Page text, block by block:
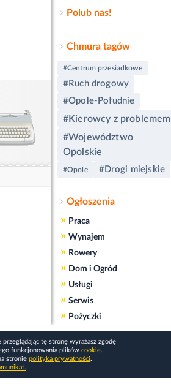
Polub nas!
Chmura tagów
#Centrum przesiadkowe
#Ruch drogowy
#Opole-Południe
#Kierowcy z problemem
#Województwo
Opolskie
#Opole #Drogi miejskie
Ogłoszenia
» Praca
» Wynajem
» Rowery
» Dom i Ogród
» Usługi
» Serwis
» Pożyczki
tę stronę wyrażasz zgodę
funkcjonowania plików cookie.
stronie polityka prywatności.